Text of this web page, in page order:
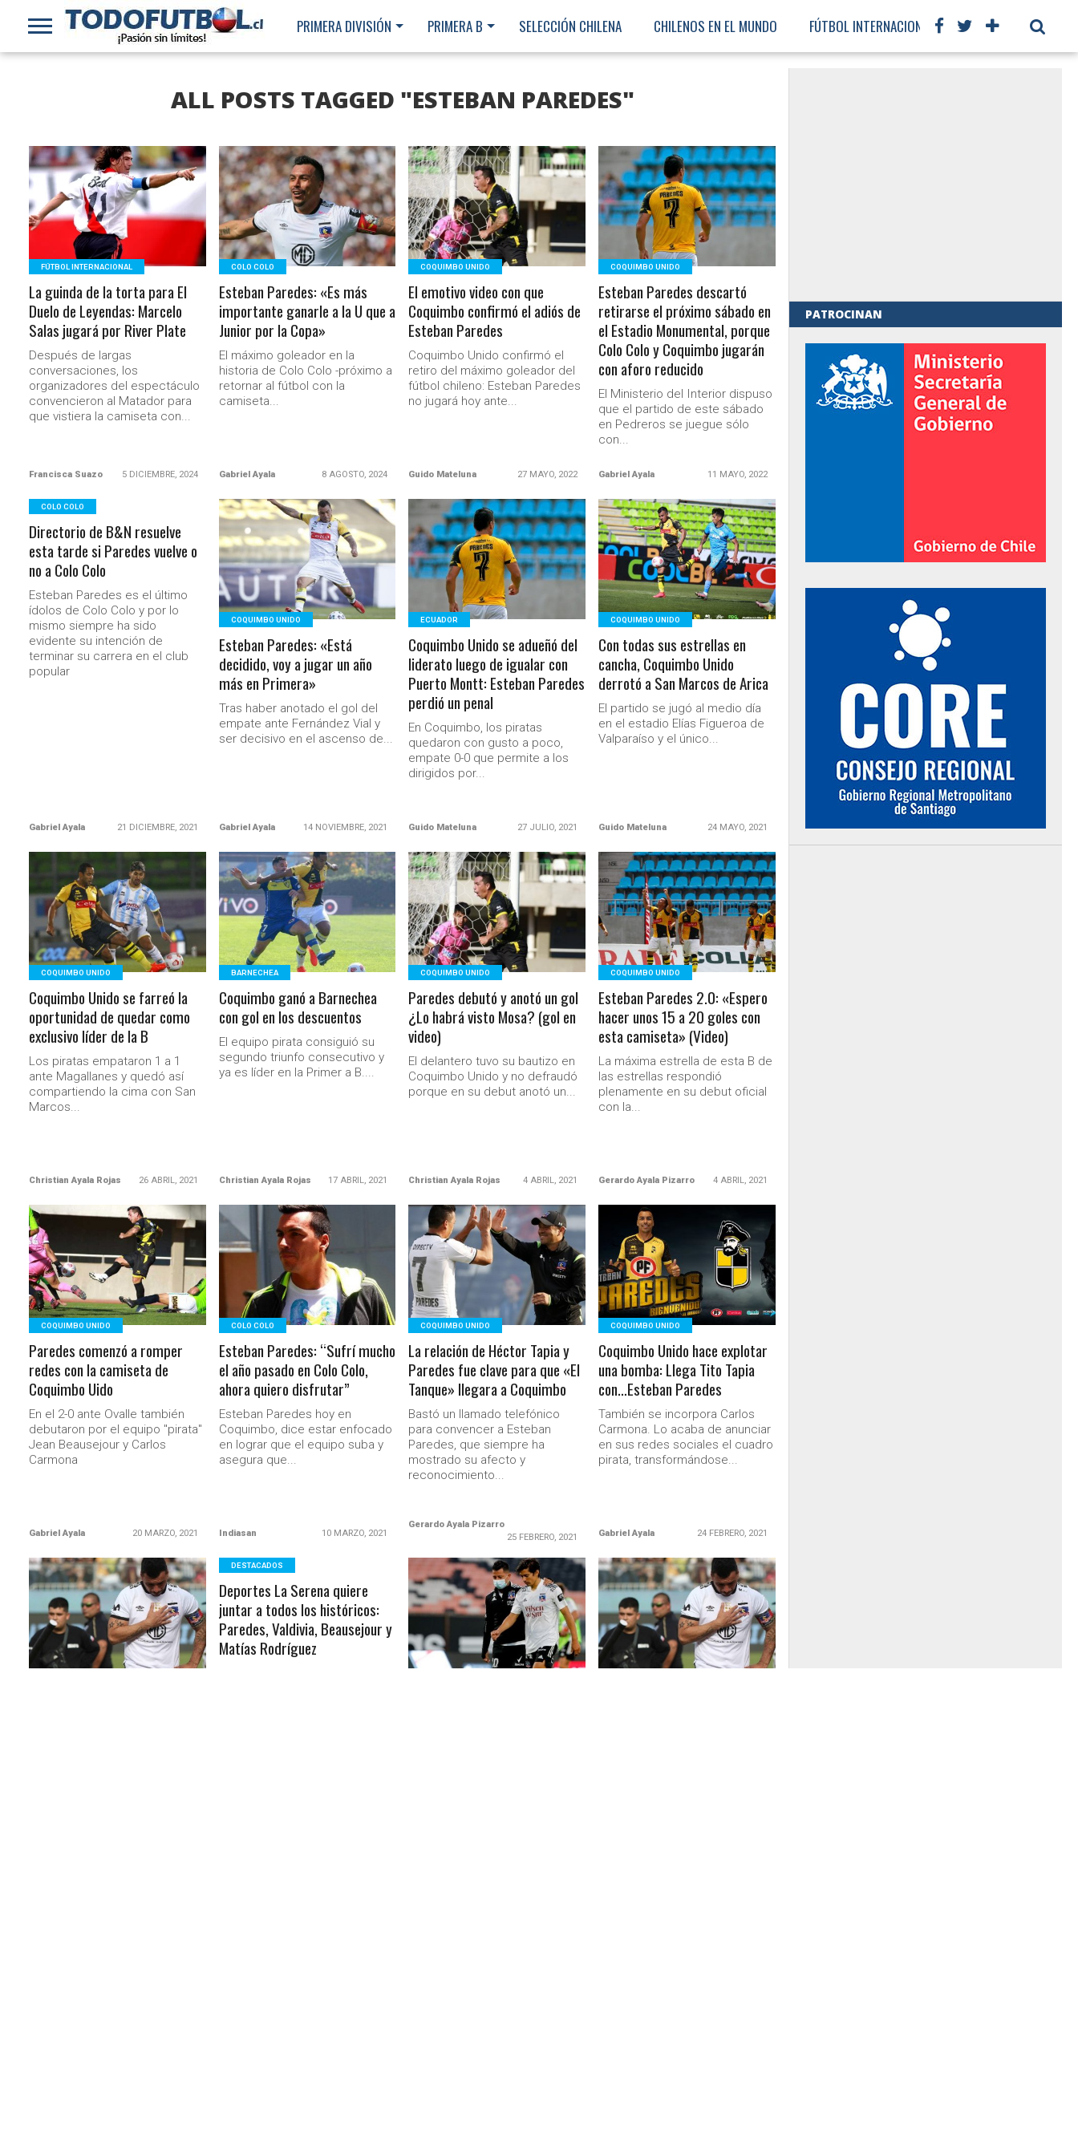
PRIMERA DIVISIÓN PRIMERA B SELECCIÓN CHILENA CHILENOS EN EL MUNDO FÚTBOL INTERNACIONAL
ALL POSTS TAGGED "ESTEBAN PAREDES"
LEER MÁS
FÚTBOL INTERNACIONAL
La guinda de la torta para El
Duelo de Leyendas: Marcelo
Salas jugará por River Plate
Después de largas
conversaciones, los
organizadores del espectáculo
convencieron al Matador para
que vistiera la camiseta con...
Francisca Suazo 5 DICIEMBRE, 2024
LEER MÁS
COLO COLO
Esteban Paredes: «Es más
importante ganarle a la U que a
Junior por la Copa»
El máximo goleador en la
historia de Colo Colo -próximo a
retornar al fútbol con la
camiseta...
Gabriel Ayala 8 AGOSTO, 2024
LEER MÁS
COQUIMBO UNIDO
El emotivo video con que
Coquimbo confirmó el adiós de
Esteban Paredes
Coquimbo Unido confirmó el
retiro del máximo goleador del
fútbol chileno: Esteban Paredes
no jugará hoy ante...
Guido Mateluna 27 MAYO, 2022
LEER MÁS
COQUIMBO UNIDO
Esteban Paredes descartó
retirarse el próximo sábado en
el Estadio Monumental, porque
Colo Colo y Coquimbo jugarán
con aforo reducido
El Ministerio del Interior dispuso
que el partido de este sábado
en Pedreros se juegue sólo
con...
Gabriel Ayala 11 MAYO, 2022
COLO COLO
Directorio de B&N resuelve
esta tarde si Paredes vuelve o
no a Colo Colo
Esteban Paredes es el último
ídolos de Colo Colo y por lo
mismo siempre ha sido
evidente su intención de
terminar su carrera en el club
popular
Gabriel Ayala 21 DICIEMBRE, 2021
LEER MÁS
COQUIMBO UNIDO
Esteban Paredes: «Está
decidido, voy a jugar un año
más en Primera»
Tras haber anotado el gol del
empate ante Fernández Vial y
ser decisivo en el ascenso de...
Gabriel Ayala 14 NOVIEMBRE, 2021
LEER MÁS
ECUADOR
Coquimbo Unido se adueñó del
liderato luego de igualar con
Puerto Montt: Esteban Paredes
perdió un penal
En Coquimbo, los piratas
quedaron con gusto a poco,
empate 0-0 que permite a los
dirigidos por...
Guido Mateluna 27 JULIO, 2021
LEER MÁS
COQUIMBO UNIDO
Con todas sus estrellas en
cancha, Coquimbo Unido
derrotó a San Marcos de Arica
El partido se jugó al medio día
en el estadio Elías Figueroa de
Valparaíso y el único...
Guido Mateluna 24 MAYO, 2021
LEER MÁS
COQUIMBO UNIDO
Coquimbo Unido se farreó la
oportunidad de quedar como
exclusivo líder de la B
Los piratas empataron 1 a 1
ante Magallanes y quedó así
compartiendo la cima con San
Marcos...
Christian Ayala Rojas 26 ABRIL, 2021
LEER MÁS
BARNECHEA
Coquimbo ganó a Barnechea
con gol en los descuentos
El equipo pirata consiguió su
segundo triunfo consecutivo y
ya es líder en la Primer a B....
Christian Ayala Rojas 17 ABRIL, 2021
LEER MÁS
COQUIMBO UNIDO
Paredes debutó y anotó un gol
¿Lo habrá visto Mosa? (gol en
video)
El delantero tuvo su bautizo en
Coquimbo Unido y no defraudó
porque en su debut anotó un...
Christian Ayala Rojas 4 ABRIL, 2021
LEER MÁS
COQUIMBO UNIDO
Esteban Paredes 2.0: «Espero
hacer unos 15 a 20 goles con
esta camiseta» (Video)
La máxima estrella de esta B de
las estrellas respondió
plenamente en su debut oficial
con la...
Gerardo Ayala Pizarro 4 ABRIL, 2021
LEER MÁS
COQUIMBO UNIDO
Paredes comenzó a romper
redes con la camiseta de
Coquimbo Uido
En el 2-0 ante Ovalle también
debutaron por el equipo "pirata"
Jean Beausejour y Carlos
Carmona
Gabriel Ayala 20 MARZO, 2021
LEER MÁS
COLO COLO
Esteban Paredes: “Sufrí mucho
el año pasado en Colo Colo,
ahora quiero disfrutar”
Esteban Paredes hoy en
Coquimbo, dice estar enfocado
en lograr que el equipo suba y
asegura que...
Indiasan 10 MARZO, 2021
LEER MÁS
COQUIMBO UNIDO
La relación de Héctor Tapia y
Paredes fue clave para que «El
Tanque» llegara a Coquimbo
Bastó un llamado telefónico
para convencer a Esteban
Paredes, que siempre ha
mostrado su afecto y
reconocimiento...
Gerardo Ayala Pizarro
25 FEBRERO, 2021
LEER MÁS
COQUIMBO UNIDO
Coquimbo Unido hace explotar
una bomba: Llega Tito Tapia
con…Esteban Paredes
También se incorpora Carlos
Carmona. Lo acaba de anunciar
en sus redes sociales el cuadro
pirata, transformándose...
Gabriel Ayala 24 FEBRERO, 2021
LEER MÁS
DESTACADOS
Deportes La Serena quiere
juntar a todos los históricos:
Paredes, Valdivia, Beausejour y
Matías Rodríguez
LEER MÁS LEER MÁS
PATROCINAN
Ministerio Secretaría General de Gobierno
Ministerio Secretaría General de Gobierno